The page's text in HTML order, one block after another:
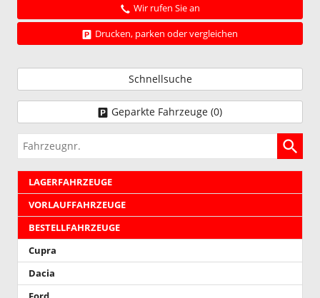
Wir rufen Sie an
Drucken, parken oder vergleichen
Schnellsuche
Geparkte Fahrzeuge (0)
Fahrzeugnr.
LAGERFAHRZEUGE
VORLAUFFAHRZEUGE
BESTELLFAHRZEUGE
Cupra
Dacia